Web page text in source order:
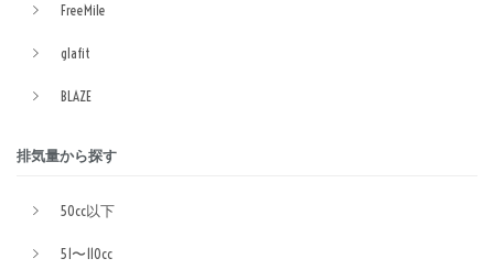
FreeMile
glafit
BLAZE
排気量から探す
50cc以下
51〜110cc